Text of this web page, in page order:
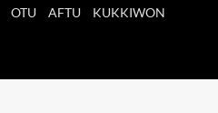
OTU AFTU
KUKKIWON